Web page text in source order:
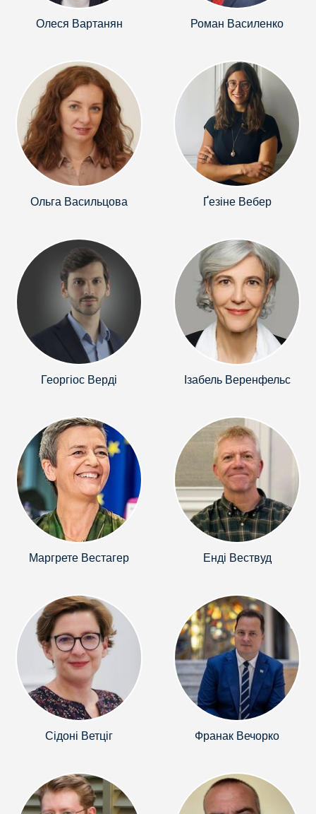
Олеся Вартанян Роман Василенко
Ольга Васильцова Ґезіне Вебер
Георгіос Верді Ізабель Веренфельс
Маргрете Вестагер Енді Вествуд
Сідоні Ветціг Франак Вечорко